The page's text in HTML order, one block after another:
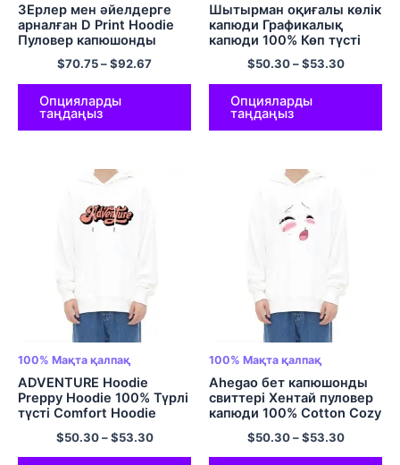
3Ерлер мен әйелдерге
арналған D Print Hoodie
Пуловер капюшонды
свиттері Galaxy Cool
Novelty Hoodies 100%
Мақта
$70.75–$92.67
Опцияларды
таңдаңыз
Шытырман оқиғалы көлік
капюди Графикалық
капюди 100% Көп түсті
мақта-мата капюди
$50.30–$53.30
Опцияларды
таңдаңыз
100% Мақта қалпақ
ADVENTURE Hoodie
Preppy Hoodie 100% Түрлі
түсті Comfort Hoodie
$50.30–$53.30
100% Мақта қалпақ
Ahegao бет капюшонды
свиттері Хентай пуловер
капюди 100% Cotton Cozy
Comfy Hoodie Түрлі түсті
$50.30–$53.30